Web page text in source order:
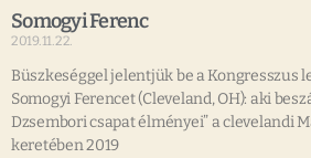
Somogyi Ferenc
2019.11.22.
Büszkeséggel jelentjük be a Kongresszus
Somogyi Ferencet (Cleveland, OH): aki
Dzsembori csapat élményei” a clevelandi
keretében 2019